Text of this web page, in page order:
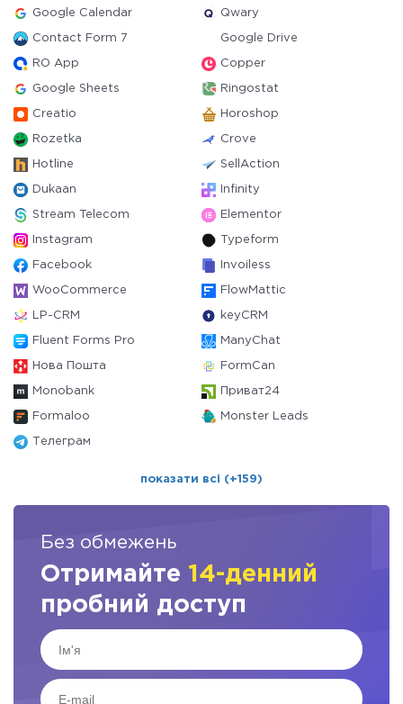
Google Calendar Qwary
Contact Form 7 Google Drive
RO App Copper
Google Sheets Ringostat
Creatio Horoshop
Rozetka Crove
Hotline SellAction
Dukaan Infinity
Stream Telecom Elementor
Instagram Typeform
Facebook Invoiless
WooCommerce FlowMattic
LP-CRM keyCRM
Fluent Forms Pro ManyChat
Нова Пошта FormCan
Monobank Приват24
Formaloo Monster Leads
Телеграм
показати всі (+159)
Без обмежень
Отримайте 14-денний
пробний доступ